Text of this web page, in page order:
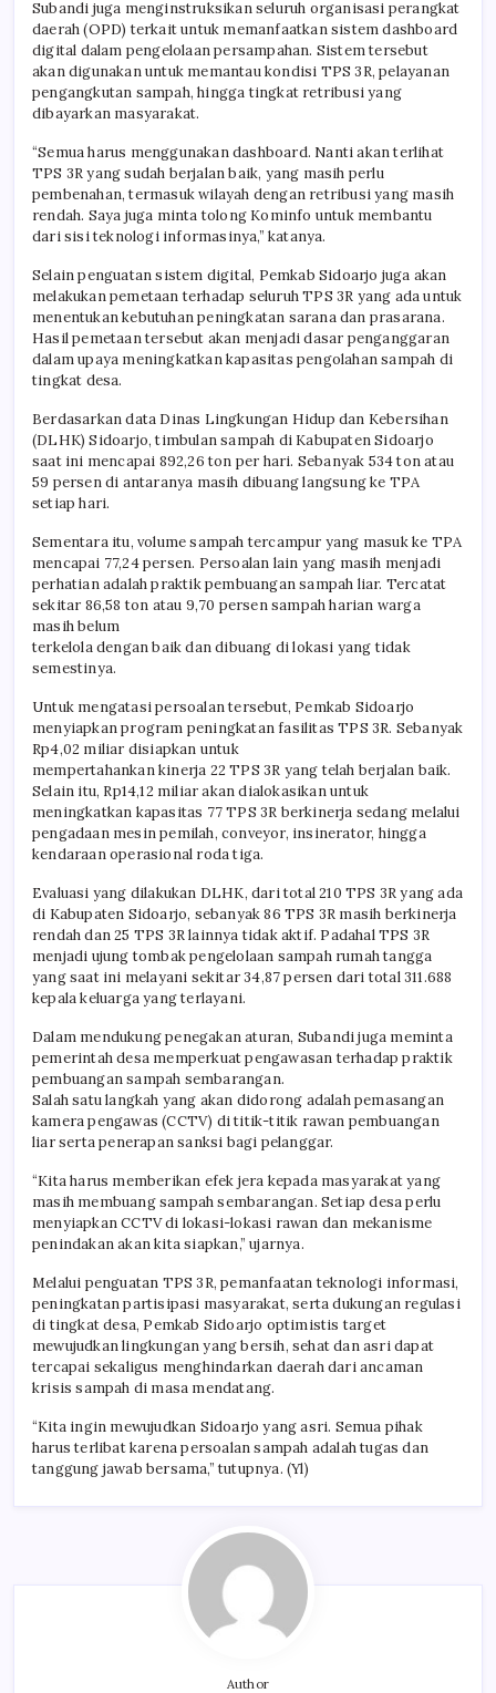
Subandi juga menginstruksikan seluruh organisasi perangkat
daerah (OPD) terkait untuk memanfaatkan sistem dashboard
digital dalam pengelolaan persampahan. Sistem tersebut
akan digunakan untuk memantau kondisi TPS 3R, pelayanan
pengangkutan sampah, hingga tingkat retribusi yang
dibayarkan masyarakat.
“Semua harus menggunakan dashboard. Nanti akan terlihat
TPS 3R yang sudah berjalan baik, yang masih perlu
pembenahan, termasuk wilayah dengan retribusi yang masih
rendah. Saya juga minta tolong Kominfo untuk membantu
dari sisi teknologi informasinya,” katanya.
Selain penguatan sistem digital, Pemkab Sidoarjo juga akan
melakukan pemetaan terhadap seluruh TPS 3R yang ada untuk
menentukan kebutuhan peningkatan sarana dan prasarana.
Hasil pemetaan tersebut akan menjadi dasar penganggaran
dalam upaya meningkatkan kapasitas pengolahan sampah di
tingkat desa.
Berdasarkan data Dinas Lingkungan Hidup dan Kebersihan
(DLHK) Sidoarjo, timbulan sampah di Kabupaten Sidoarjo
saat ini mencapai 892,26 ton per hari. Sebanyak 534 ton atau
59 persen di antaranya masih dibuang langsung ke TPA
setiap hari.
Sementara itu, volume sampah tercampur yang masuk ke TPA
mencapai 77,24 persen. Persoalan lain yang masih menjadi
perhatian adalah praktik pembuangan sampah liar. Tercatat
sekitar 86,58 ton atau 9,70 persen sampah harian warga
masih belum
terkelola dengan baik dan dibuang di lokasi yang tidak
semestinya.
Untuk mengatasi persoalan tersebut, Pemkab Sidoarjo
menyiapkan program peningkatan fasilitas TPS 3R. Sebanyak
Rp4,02 miliar disiapkan untuk
mempertahankan kinerja 22 TPS 3R yang telah berjalan baik.
Selain itu, Rp14,12 miliar akan dialokasikan untuk
meningkatkan kapasitas 77 TPS 3R berkinerja sedang melalui
pengadaan mesin pemilah, conveyor, insinerator, hingga
kendaraan operasional roda tiga.
Evaluasi yang dilakukan DLHK, dari total 210 TPS 3R yang ada
di Kabupaten Sidoarjo, sebanyak 86 TPS 3R masih berkinerja
rendah dan 25 TPS 3R lainnya tidak aktif. Padahal TPS 3R
menjadi ujung tombak pengelolaan sampah rumah tangga
yang saat ini melayani sekitar 34,87 persen dari total 311.688
kepala keluarga yang terlayani.
Dalam mendukung penegakan aturan, Subandi juga meminta
pemerintah desa memperkuat pengawasan terhadap praktik
pembuangan sampah sembarangan.
Salah satu langkah yang akan didorong adalah pemasangan
kamera pengawas (CCTV) di titik-titik rawan pembuangan
liar serta penerapan sanksi bagi pelanggar.
“Kita harus memberikan efek jera kepada masyarakat yang
masih membuang sampah sembarangan. Setiap desa perlu
menyiapkan CCTV di lokasi-lokasi rawan dan mekanisme
penindakan akan kita siapkan,” ujarnya.
Melalui penguatan TPS 3R, pemanfaatan teknologi informasi,
peningkatan partisipasi masyarakat, serta dukungan regulasi
di tingkat desa, Pemkab Sidoarjo optimistis target
mewujudkan lingkungan yang bersih, sehat dan asri dapat
tercapai sekaligus menghindarkan daerah dari ancaman
krisis sampah di masa mendatang.
“Kita ingin mewujudkan Sidoarjo yang asri. Semua pihak
harus terlibat karena persoalan sampah adalah tugas dan
tanggung jawab bersama,” tutupnya. (Yl)
Author